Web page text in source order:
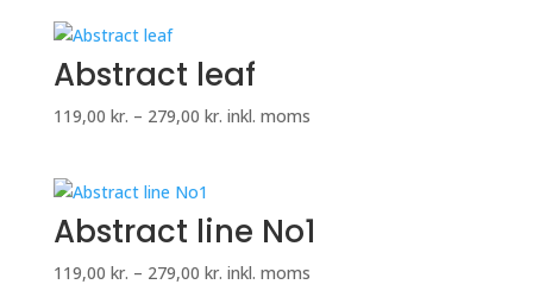
Abstract leaf
119,00 kr. – 279,00 kr.Prisinterval:
inkl. moms
Abstract line No1
119,00 kr. – 279,00 kr.Prisinterval:
inkl. moms